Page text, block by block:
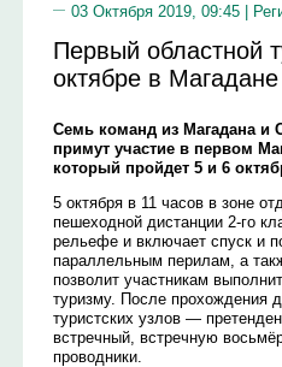
03 Октября 2019, 09:45 |
Первый областной
октябре в Магадане
Семь команд из Магадана и
примут участие в первом
который пройдет 5 и 6
5 октября в 11 часов в зоне
пешеходной дистанции 2-го
рельефе и включает спуск и
параллельным перилам, а
позволит участникам
туризму. После прохождения
туристских узлов —
встречный, встречную
проводники.